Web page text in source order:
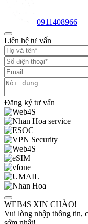
0911408966
Liên hệ tư vấn
Đăng ký tư vấn
WEB4S XIN CHÀO!
Vui lòng nhập thông tin,